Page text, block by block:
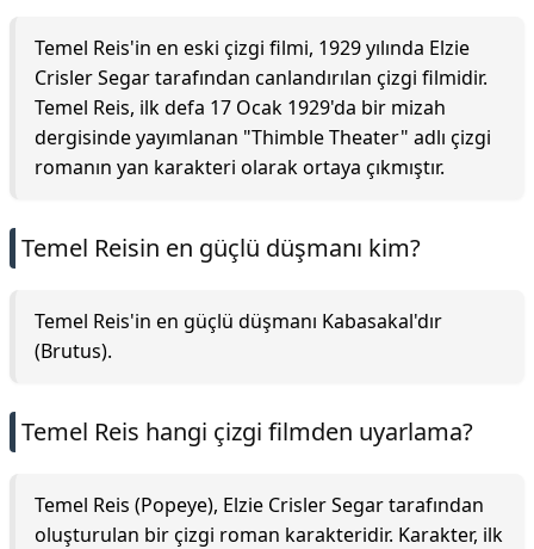
Temel Reis'in en eski çizgi filmi, 1929 yılında Elzie
Crisler Segar tarafından canlandırılan çizgi filmidir.
Temel Reis, ilk defa 17 Ocak 1929'da bir mizah
dergisinde yayımlanan "Thimble Theater" adlı çizgi
romanın yan karakteri olarak ortaya çıkmıştır.
Temel Reisin en güçlü düşmanı kim?
Temel Reis'in en güçlü düşmanı Kabasakal'dır
(Brutus).
Temel Reis hangi çizgi filmden uyarlama?
Temel Reis (Popeye), Elzie Crisler Segar tarafından
oluşturulan bir çizgi roman karakteridir. Karakter, ilk